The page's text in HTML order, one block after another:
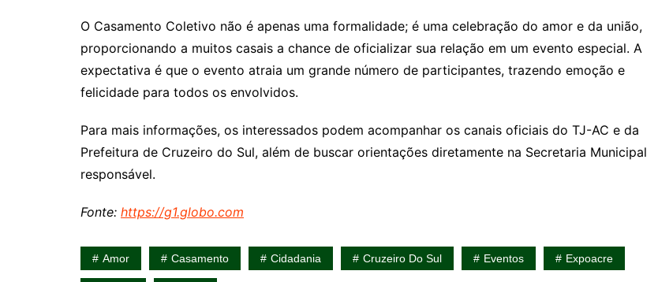
O Casamento Coletivo não é apenas uma formalidade; é uma celebração do amor e da união,
proporcionando a muitos casais a chance de oficializar sua relação em um evento especial. A
expectativa é que o evento atraia um grande número de participantes, trazendo emoção e
felicidade para todos os envolvidos.
Para mais informações, os interessados podem acompanhar os canais oficiais do TJ-AC e da
Prefeitura de Cruzeiro do Sul, além de buscar orientações diretamente na Secretaria Municipal
responsável.
Fonte: https://g1.globo.com
Amor Casamento Cidadania Cruzeiro Do Sul Eventos Expoacre